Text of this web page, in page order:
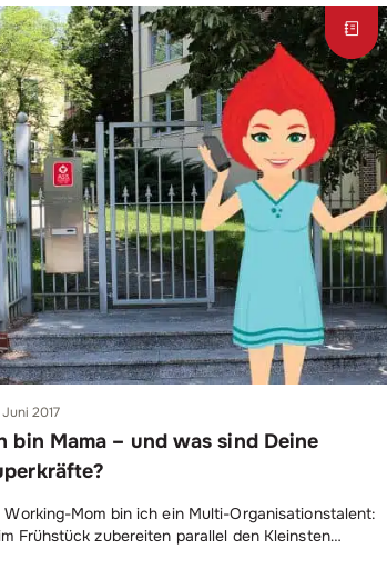
Süchtige […]
2017
bin Mama – und was sind Deine
Working-Mom bin ich ein Multi-Organisationstalent:
Frühstück zubereiten parallel den Kleinsten